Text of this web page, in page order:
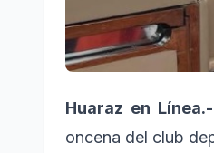
Huaraz en Línea.-
oncena del club